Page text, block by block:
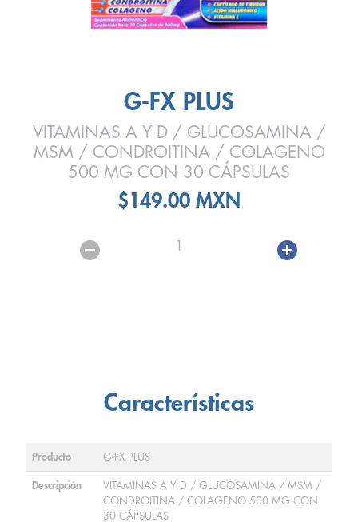
G-FX PLUS
VITAMINAS A Y D / GLUCOSAMINA /
MSM / CONDROITINA / COLAGENO
500 MG CON 30 CÁPSULAS
$149.00 MXN
1
Características
Producto G-FX PLUS
Descripción
VITAMINAS A Y D / GLUCOSAMINA / MSM /
CONDROITINA / COLAGENO 500 MG CON
30 CÁPSULAS